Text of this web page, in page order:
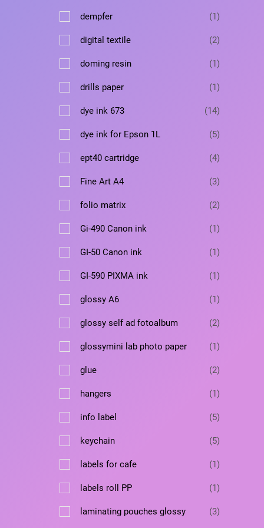
а
р
в
р
о
в
р
dempfer 1 1
о
в
р
digital textile 22
о
в
р
а
doming resin 1 1
о
в
р
drills paper 1 1
о
в
р
dye ink 673 141
т
о
а
р
в
dye ink for Epson 1L 55
о
в
р
о
ept40 cartridge 44
о
в
р
а
Fine Art A4 33
о
в
р
а
folio matrix 22
о
в
р
а
Gi-490 Canon ink 1 1
о
в
р
GI-50 Canon ink 1 1
о
в
р
GI-590 PIXMA ink 1 1
о
в
р
glossy A6 1 1
о
в
р
glossy self ad fotoalbum 22
о
в
р
а
glossymini lab photo paper 1 1
о
в
р
glue 22
о
в
р
а
hangers 1 1
о
в
р
info label 55
о
в
р
о
keychain 55
о
в
р
labels for cafe 1 1
о
в
labels roll PP 1 1
о
laminating pouches glossy 33